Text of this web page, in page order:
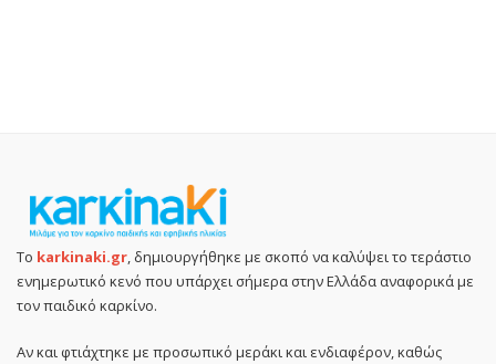
Το karkinaki.gr, δημιουργήθηκε με σκοπό να καλύψει το τεράστιο
ενημερωτικό κενό που υπάρχει σήμερα στην Ελλάδα αναφορικά με
τον παιδικό καρκίνο.
Αν και φτιάχτηκε με προσωπικό μεράκι και ενδιαφέρον, καθώς